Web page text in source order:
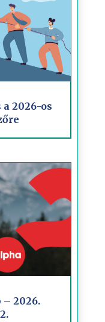
2026-os
2026.